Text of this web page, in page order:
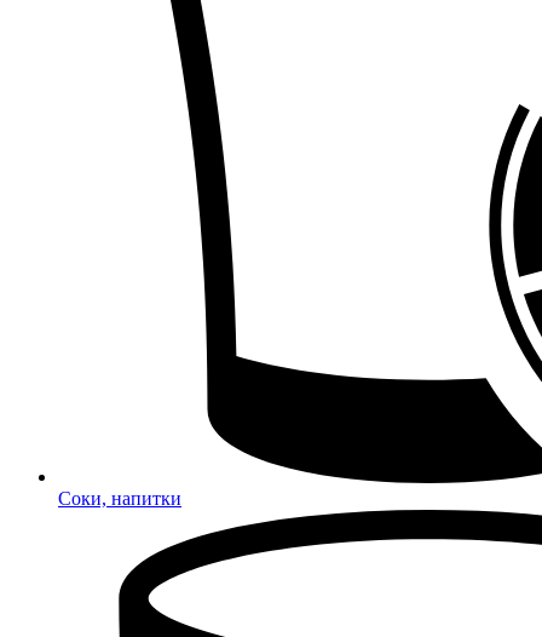
Соки, напитки